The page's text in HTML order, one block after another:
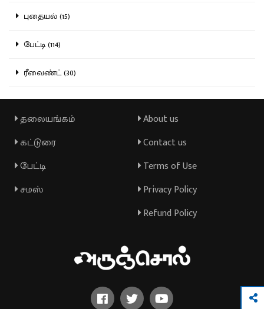
புதையல் (15)
பேட்டி (114)
ரீவைண்ட் (30)
தலையங்கம்
கட்டுரை
பேட்டி
சமஸ்
About us
Contact us
Terms of Use
Privacy Policy
Refund Policy